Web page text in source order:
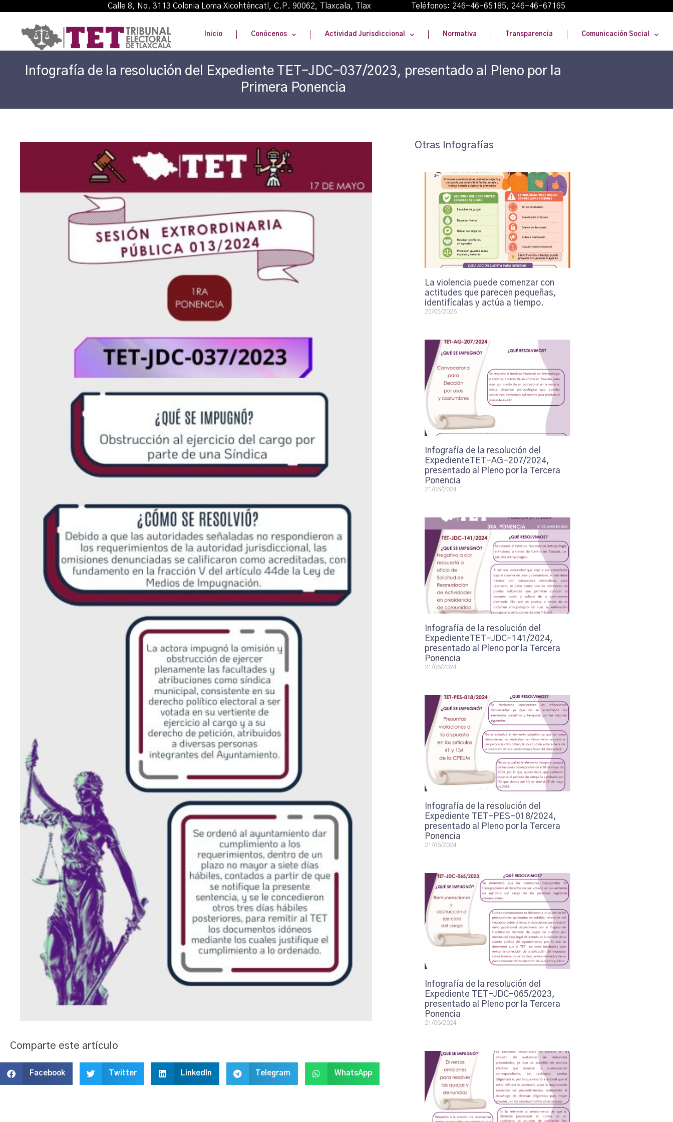
Calle 8, No. 3113 Colonia Loma Xicohténcatl, C.P. 90062, Tlaxcala, Tlax Teléfonos: 246-46-65185, 246-46-67165
Inicio Conócenos Actividad Jurisdiccional Normativa Transparencia Comunicación Social
Infografía de la resolución del Expediente TET-JDC-037/2023, presentado al Pleno por la
Primera Ponencia
Comparte este artículo
Facebook Twitter LinkedIn Telegram WhatsApp
Otras Infografías
La violencia puede comenzar con
actitudes que parecen pequeñas,
identifícalas y actúa a tiempo.
25/05/2026
Infografía de la resolución del
ExpedienteTET-AG-207/2024,
presentado al Pleno por la Tercera
Ponencia
21/06/2024
Infografía de la resolución del
ExpedienteTET-JDC-141/2024,
presentado al Pleno por la Tercera
Ponencia
21/06/2024
Infografía de la resolución del
Expediente TET-PES-018/2024,
presentado al Pleno por la Tercera
Ponencia
21/06/2024
Infografía de la resolución del
Expediente TET-JDC-065/2023,
presentado al Pleno por la Tercera
Ponencia
21/06/2024